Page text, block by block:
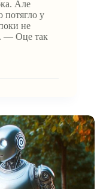
Але
потягло у
не
— Оце так